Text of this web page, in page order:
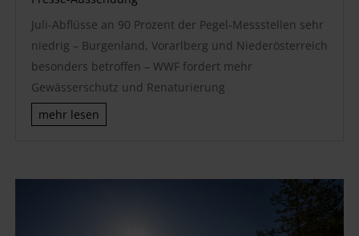
Juli-Abflüsse an 90 Prozent der Pegel-Messstellen sehr
niedrig – Burgenland, Vorarlberg und Niederösterreich
besonders betroffen – WWF fordert mehr
Gewässerschutz und Renaturierung
mehr lesen